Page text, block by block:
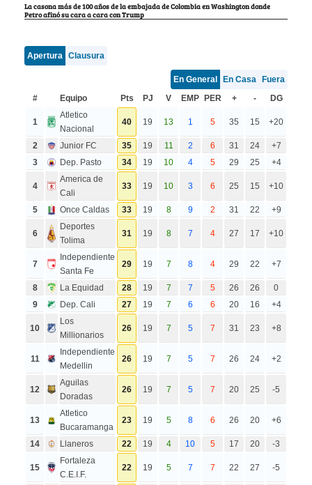
La casona más de 100 años de la embajada de Colombia en Washington donde
Petro afinó su cara a cara con Trump
Apertura Clausura
En General En Casa
Fuera
#
Equipo Pts PJ V EMP PER + - DG
1
Atletico
Nacional
40 19 13 1 5 35 15 +20
2 Junior FC 35 19 11 2 6 31 24
+7
3
Dep. Pasto 34 19 10 4 5 29 25 +4
4
America de
Cali
33 19 10 3 6 25 15 +10
5 Once Caldas 33 19 8 9 2 31 22 +9
6
Deportes
Tolima
31 19 8 7 4 27 17 +10
7
Independiente
Santa Fe
29 19 7 8 4 29 22 +7
8 La Equidad 28 19 7 7 5 26 26
0
9
Dep. Cali 27 19 7 6 6 20 16 +4
10
Los
Millionarios
26 19 7 5 7 31 23 +8
11
Independiente
Medellin
26 19 7 5 7 26 24 +2
12
Aguilas
Doradas
26 19 7 5 7 20 25 -5
13
Atletico
Bucaramanga
23 19 5 8 6 26 20 +6
14 Llaneros 22 19 4 10 5 17 20 -3
15
Fortaleza
C.E.I.F.
22 19 5 7 7 22 27 -5